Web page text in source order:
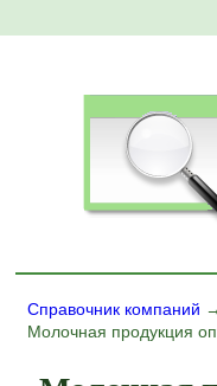
Справочник компаний
Молочная продукция